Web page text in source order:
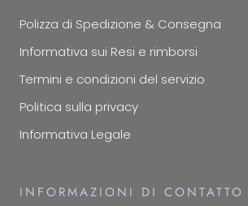
Polizza di Spedizione & Consegna
Informativa sui Resi e rimborsi
Termini e condizioni del servizio
Politica sulla privacy
Informativa Legale
INFORMAZIONI DI CONTATTO